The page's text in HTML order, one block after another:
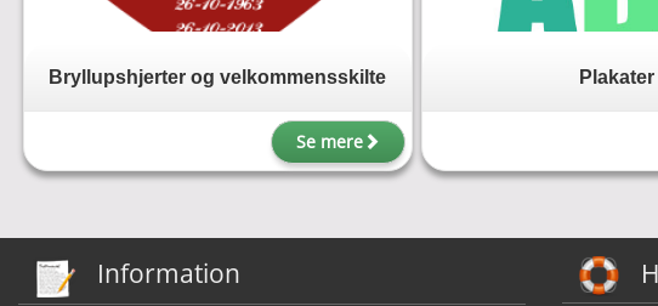
Bryllupshjerter og velkommensskilte
Se mere
Plakater
Information